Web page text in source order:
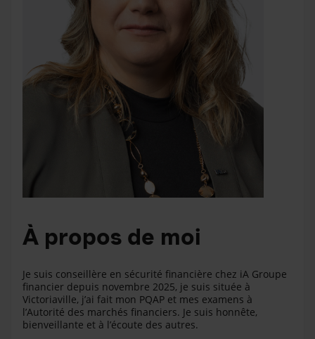
À propos de moi
Je suis conseillère en sécurité financière chez iA Groupe
financier depuis novembre 2025, je suis située à
Victoriaville, j’ai fait mon PQAP et mes examens à
l’Autorité des marchés financiers. Je suis honnête,
bienveillante et à l’écoute des autres.